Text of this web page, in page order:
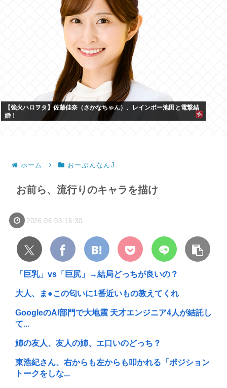
【強火ハロヲタ】佐藤佳奈（さかなちゃん）、レインボー池田と電撃結
婚！
ホーム おーぷんなんJ
お前ら、流行りのキャラを描け
2026.06.03 16:30
「巨乳」vs「巨尻」→結局どっちが良いの？
大人、ま●この匂いに1番近いもの教えてくれ
GoogleのAI部門で大地震 天才エンジニア4人が結託し
て...
姉の友人、友人の姉、エ口いのどっち？
東浩紀さん、右からも左からも叩かれる「ポジション
トークをしな...